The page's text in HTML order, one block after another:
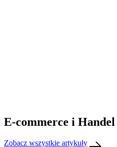
E-commerce i Handel
Zobacz wszystkie artykuły